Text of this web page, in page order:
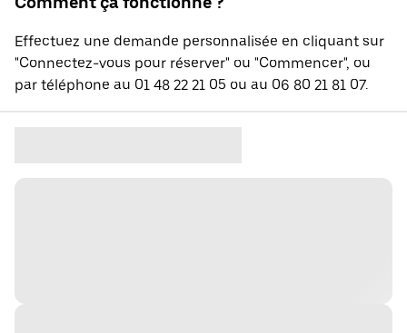
Effectuez une demande personnalisée en cliquant sur
"Connectez-vous pour réserver" ou "Commencer", ou
par téléphone au 01 48 22 21 05 ou au 06 80 21 81 07.